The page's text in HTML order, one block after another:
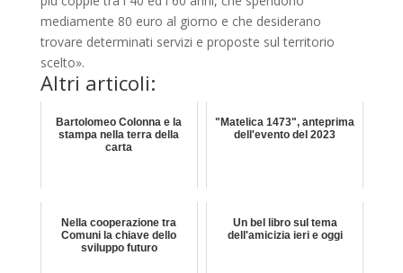
mediamente 80 euro al giorno e che desiderano
trovare determinati servizi e proposte sul territorio
scelto».
Altri articoli:
Bartolomeo Colonna e la
stampa nella terra della
carta
"Matelica 1473", anteprima
dell'evento del 2023
Nella cooperazione tra
Comuni la chiave dello
sviluppo futuro
Un bel libro sul tema
dell'amicizia ieri e oggi